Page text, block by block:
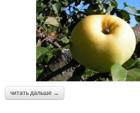
читать дальше →